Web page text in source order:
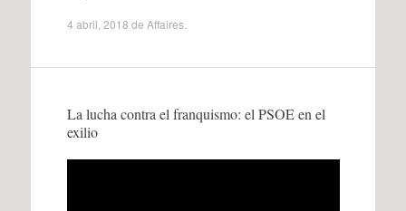
4 abril, 2018 de Affaires.
La lucha contra el franquismo: el PSOE en el
exilio